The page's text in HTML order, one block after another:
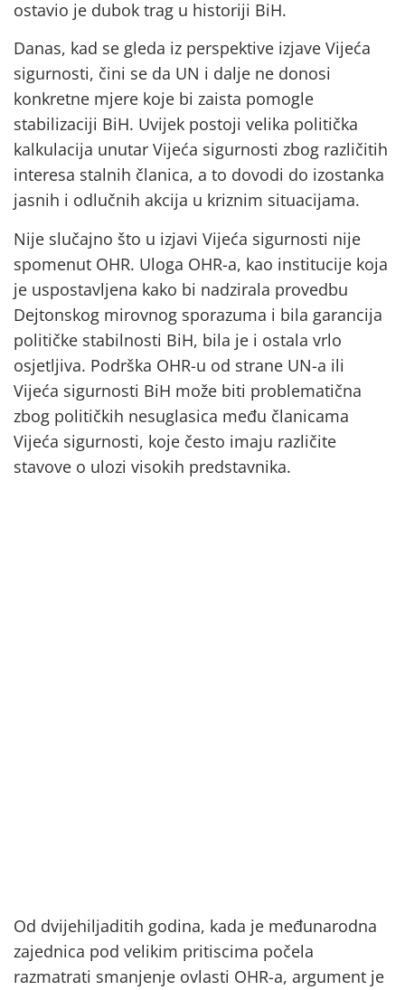
ostavio je dubok trag u historiji BiH.
Danas, kad se gleda iz perspektive izjave Vijeća
sigurnosti, čini se da UN i dalje ne donosi
konkretne mjere koje bi zaista pomogle
stabilizaciji BiH. Uvijek postoji velika politička
kalkulacija unutar Vijeća sigurnosti zbog različitih
interesa stalnih članica, a to dovodi do izostanka
jasnih i odlučnih akcija u kriznim situacijama.
Nije slučajno što u izjavi Vijeća sigurnosti nije
spomenut OHR. Uloga OHR-a, kao institucije koja
je uspostavljena kako bi nadzirala provedbu
Dejtonskog mirovnog sporazuma i bila garancija
političke stabilnosti BiH, bila je i ostala vrlo
osjetljiva. Podrška OHR-u od strane UN-a ili
Vijeća sigurnosti BiH može biti problematična
zbog političkih nesuglasica među članicama
Vijeća sigurnosti, koje često imaju različite
stavove o ulozi visokih predstavnika.
Od dvijehiljaditih godina, kada je međunarodna
zajednica pod velikim pritiscima počela
razmatrati smanjenje ovlasti OHR-a, argument je